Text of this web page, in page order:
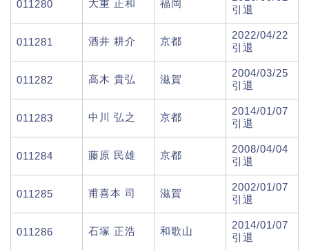
011280 大重 正和 福岡
引退
011281 酒井 耕介 京都
2022/04/22
引退
011282 高木 貴弘 滋賀
2004/03/25
引退
011283 中川 弘之 京都
2014/01/07
引退
011284 藤原 民雄 京都
2008/04/04
引退
011285 甫喜本 司 滋賀
2002/01/07
引退
011286 石塚 正浩 和歌山
2014/01/07
引退